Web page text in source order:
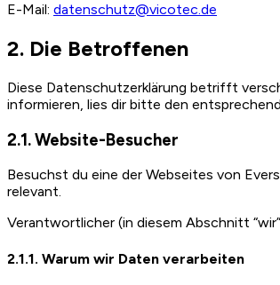
E-Mail: datenschutz@vicotec.de
2. Die Betroffenen
Diese Datenschutzerklärung betrifft
informieren, lies dir bitte den
2.1. Website-Besucher
Besuchst du eine der Webseites von
relevant.
Verantwortlicher (in diesem Abschnitt
2.1.1. Warum wir Daten verarbeiten